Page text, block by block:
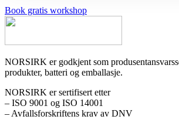
Book gratis workshop
NORSIRK er godkjent som
produkter, batteri og emballasje.
NORSIRK er sertifisert etter
– ISO 9001 og ISO 14001
– Avfallsforskriftens krav av DNV